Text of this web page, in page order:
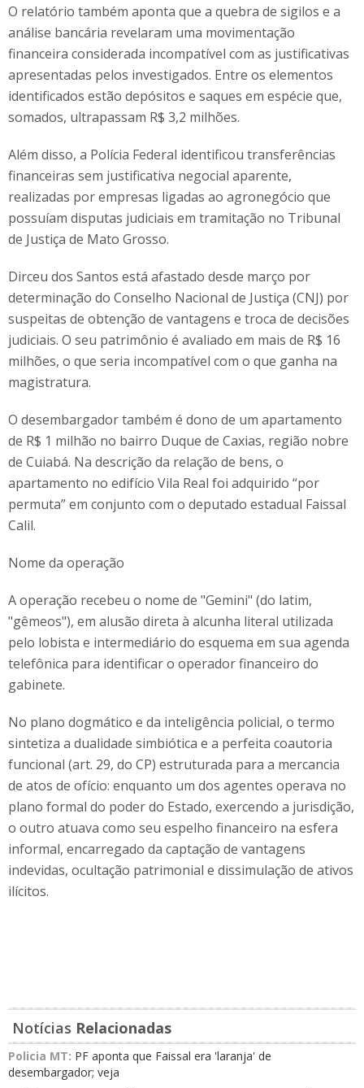
O relatório também aponta que a quebra de sigilos e a
análise bancária revelaram uma movimentação
financeira considerada incompatível com as justificativas
apresentadas pelos investigados. Entre os elementos
identificados estão depósitos e saques em espécie que,
somados, ultrapassam R$ 3,2 milhões.
Além disso, a Polícia Federal identificou transferências
financeiras sem justificativa negocial aparente,
realizadas por empresas ligadas ao agronegócio que
possuíam disputas judiciais em tramitação no Tribunal
de Justiça de Mato Grosso.
Dirceu dos Santos está afastado desde março por
determinação do Conselho Nacional de Justiça (CNJ) por
suspeitas de obtenção de vantagens e troca de decisões
judiciais. O seu patrimônio é avaliado em mais de R$ 16
milhões, o que seria incompatível com o que ganha na
magistratura.
O desembargador também é dono de um apartamento
de R$ 1 milhão no bairro Duque de Caxias, região nobre
de Cuiabá. Na descrição da relação de bens, o
apartamento no edifício Vila Real foi adquirido “por
permuta” em conjunto com o deputado estadual Faissal
Calil.
Nome da operação
A operação recebeu o nome de "Gemini" (do latim,
"gêmeos"), em alusão direta à alcunha literal utilizada
pelo lobista e intermediário do esquema em sua agenda
telefônica para identificar o operador financeiro do
gabinete.
No plano dogmático e da inteligência policial, o termo
sintetiza a dualidade simbiótica e a perfeita coautoria
funcional (art. 29, do CP) estruturada para a mercancia
de atos de ofício: enquanto um dos agentes operava no
plano formal do poder do Estado, exercendo a jurisdição,
o outro atuava como seu espelho financeiro na esfera
informal, encarregado da captação de vantagens
indevidas, ocultação patrimonial e dissimulação de ativos
ilícitos.
Notícias Relacionadas
Policia MT: PF aponta que Faissal era 'laranja' de
desembargador; veja